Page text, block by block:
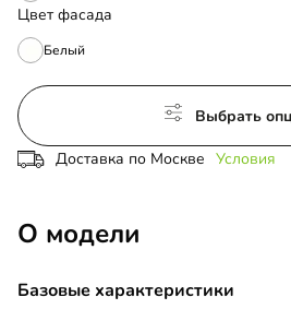
Цвет фасада
Белый
Выбрать
Доставка по Москве Условия
О модели
Базовые характеристики